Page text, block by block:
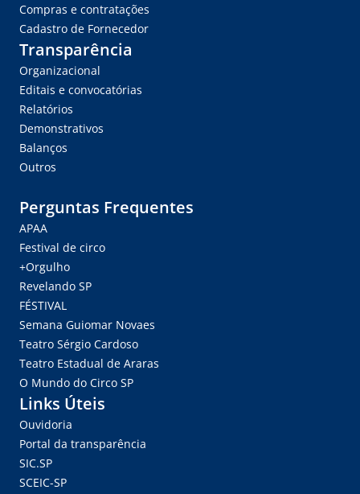
Compras e contratações
Cadastro de Fornecedor
Transparência
Organizacional
Editais e convocatórias
Relatórios
Demonstrativos
Balanços
Outros
Perguntas Frequentes
APAA
Festival de circo
+Orgulho
Revelando SP
FÉSTIVAL
Semana Guiomar Novaes
Teatro Sérgio Cardoso
Teatro Estadual de Araras
O Mundo do Circo SP
Links Úteis
Ouvidoria
Portal da transparência
SIC.SP
SCEIC-SP